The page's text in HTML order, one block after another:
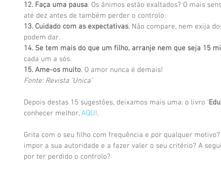
12. Faça uma pausa. Os ânimos estão exaltados? O mais
até dez antes de também perder o controlo.
13. Cuidado com as expectativas, Não compare, nem exija
podem dar.
14. Se tem mais do que um filho, arranje nem que seja 15
cada um a sós.
15. Ame-os muito. O amor nunca é demais!
Fonte: Revista ‘Unica’
Depois destas 15 sugestões, deixamos mais uma: o livro ‘
conhecer melhor, AQUI.
Grita com o seu filho com frequência e por qualquer
impor a sua autoridade e a fazer valer o seu critério? A
por ter perdido o controlo?